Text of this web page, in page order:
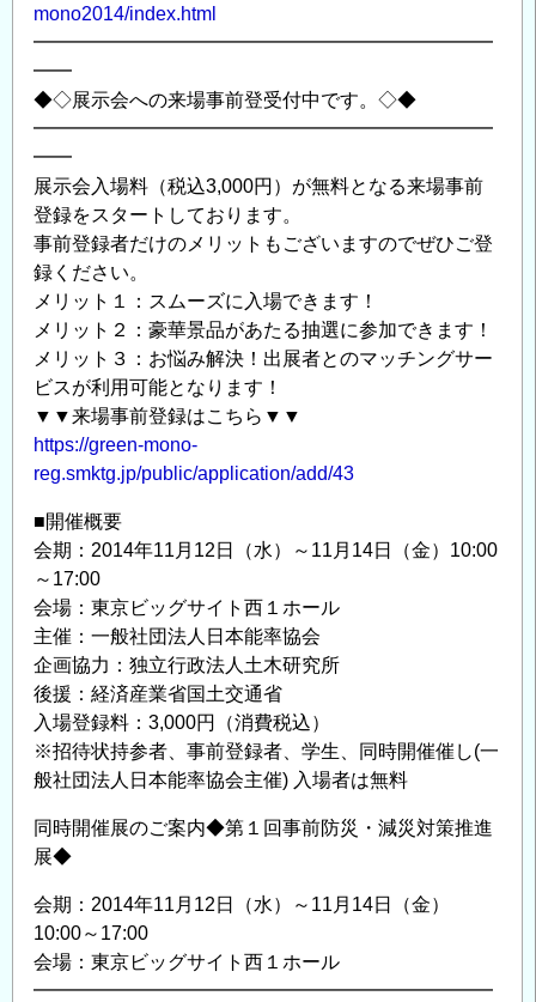
mono2014/index.html
━━━━━━━━━━━━━━━━━━━━━━━━
━━
◆◇展示会への来場事前登受付中です。◇◆
━━━━━━━━━━━━━━━━━━━━━━━━
━━
展示会入場料（税込3,000円）が無料となる来場事前
登録をスタートしております。
事前登録者だけのメリットもございますのでぜひご登
録ください。
メリット１：スムーズに入場できます！
メリット２：豪華景品があたる抽選に参加できます！
メリット３：お悩み解決！出展者とのマッチングサー
ビスが利用可能となります！
▼▼来場事前登録はこちら▼▼
https://green-mono-
reg.smktg.jp/public/application/add/43
■開催概要
会期：2014年11月12日（水）～11月14日（金）10:00
～17:00
会場：東京ビッグサイト西１ホール
主催：一般社団法人日本能率協会
企画協力：独立行政法人土木研究所
後援：経済産業省国土交通省
入場登録料：3,000円（消費税込）
※招待状持参者、事前登録者、学生、同時開催催し(一
般社団法人日本能率協会主催) 入場者は無料
同時開催展のご案内◆第１回事前防災・減災対策推進
展◆
会期：2014年11月12日（水）～11月14日（金）
10:00～17:00
会場：東京ビッグサイト西１ホール
━━━━━━━━━━━━━━━━━━━━━━━━